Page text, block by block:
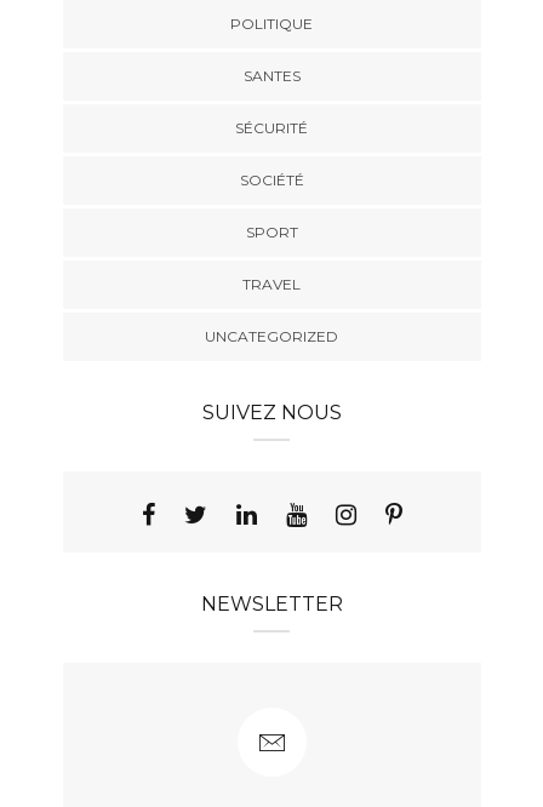
POLITIQUE
SANTES
SÉCURITÉ
SOCIÉTÉ
SPORT
TRAVEL
UNCATEGORIZED
SUIVEZ NOUS
NEWSLETTER